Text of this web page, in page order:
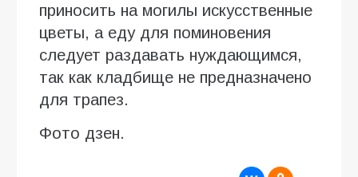
приносить на могилы искусственные
цветы, а еду для поминовения
следует раздавать нуждающимся,
так как кладбище не предназначено
для трапез.
Фото дзен.